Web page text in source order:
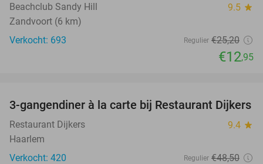
Beachclub Sandy Hill 9.5 star
Zandvoort (6 km)
Verkocht: 693
Regulier €25,20
€12,95
39%
3-gangendiner à la carte bij Restaurant Dijkers
Restaurant Dijkers 9.4 star
Haarlem
Verkocht: 420
Regulier €48,50